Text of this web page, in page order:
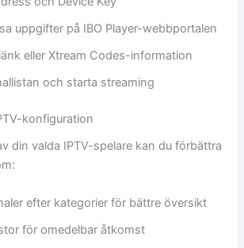
uppgifter på IBO Player-webbportalen
eller Xtream Codes-information
och starta streaming
konfiguration
din valda IPTV-spelare kan du förbättra
efter kategorier för bättre översikt
för omedelbar åtkomst